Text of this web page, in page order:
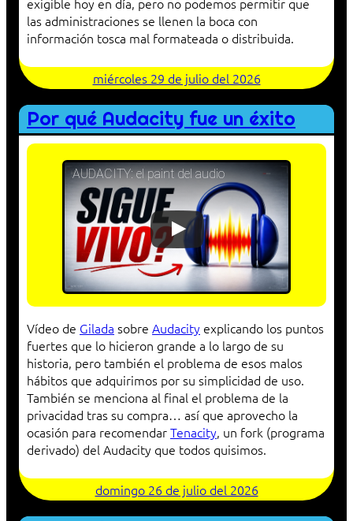
las administraciones se llenen la boca con
información tosca mal formateada o distribuida.
miércoles 29 de julio del 2026
Por qué Audacity fue un éxito
AUDACITY: el paint del audio
Vídeo de Gilada sobre Audacity explicando los puntos
fuertes que lo hicieron grande a lo largo de su
historia, pero también el problema de esos malos
hábitos que adquirimos por su simplicidad de uso.
También se menciona al final el problema de la
privacidad tras su compra… así que aprovecho la
ocasión para recomendarTenacity, un fork (programa
derivado) del Audacity que todos quisimos.
domingo 26 de julio del 2026